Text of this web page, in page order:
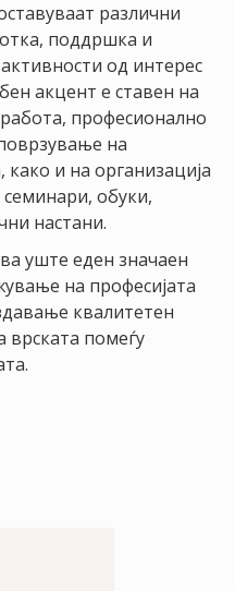
различни
поддршка и
од интерес
акцент е ставен на
професионално
на
како и на организација
обуки,
настани.
уште еден значаен
на професијата
квалитетен
врската помеѓу